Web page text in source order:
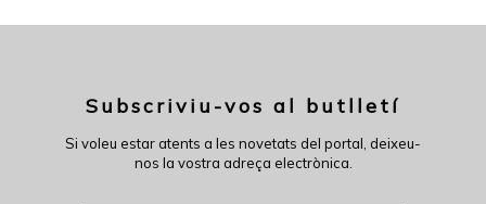
Subscriviu-vos al butlletí
Si voleu estar atents a les novetats del portal, deixeu-
nos la vostra adreça electrònica.